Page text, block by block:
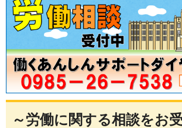
～労働に関する相談をお